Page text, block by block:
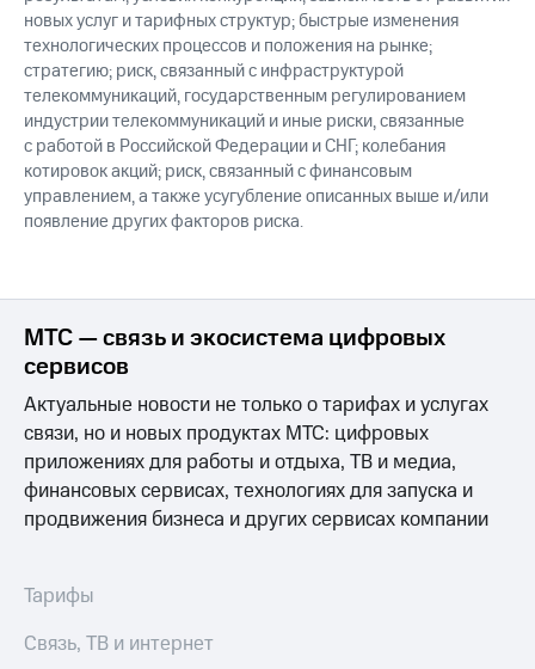
новых услуг и тарифных структур; быстрые изменения
технологических процессов и положения на рынке;
стратегию; риск, связанный с инфраструктурой
телекоммуникаций, государственным регулированием
индустрии телекоммуникаций и иные риски, связанные
с работой в Российской Федерации и СНГ; колебания
котировок акций; риск, связанный с финансовым
управлением, а также усугубление описанных выше и/или
появление других факторов риска.
МТС — связь и экосистема цифровых
сервисов
Актуальные новости не только о тарифах и услугах
связи, но и новых продуктах МТС: цифровых
приложениях для работы и отдыха, ТВ и медиа,
финансовых сервисах, технологиях для запуска и
продвижения бизнеса и других сервисах компании
Тарифы
Связь, ТВ и интернет